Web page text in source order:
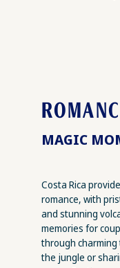
MAGIC
Costa Rica
romance, with
and stunning
memories for
through
the jungle or